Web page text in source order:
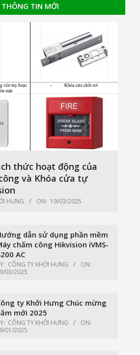
THÔNG TIN MỚI
thức hoạt động của
và Khóa cửa tự
HƯNG ON: 19/03/2025
dẫn sử dụng phần mềm
chấm công Hikvision iVMS-
AC
CÔNG TY KHỞI HƯNG
ON:
03/2025
ty Khởi Hưng Chúc mừng
mới 2025
CÔNG TY KHỞI HƯNG
ON:
01/2025